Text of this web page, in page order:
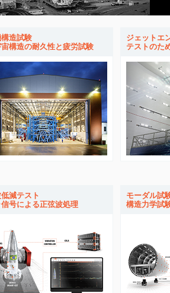
造試験
構造の耐久性と疲労試験
ジェットエ
テストのた
減テスト
信号による正弦波処理
モーダル試
構造力学試